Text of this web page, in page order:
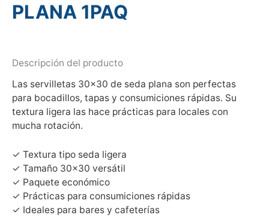
PLANA 1PAQ
Descripción del producto
Las servilletas 30×30 de seda plana son perfectas
para bocadillos, tapas y consumiciones rápidas. Su
textura ligera las hace prácticas para locales con
mucha rotación.
✓ Textura tipo seda ligera
✓ Tamaño 30×30 versátil
✓ Paquete económico
✓ Prácticas para consumiciones rápidas
✓ Ideales para bares y cafeterías